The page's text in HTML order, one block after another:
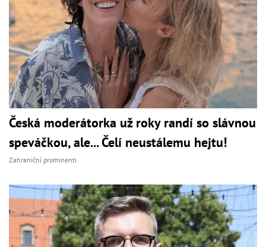
Česká moderátorka už roky randí so slávnou
speváčkou, ale... Čelí neustálemu hejtu!
Zahraniční prominenti